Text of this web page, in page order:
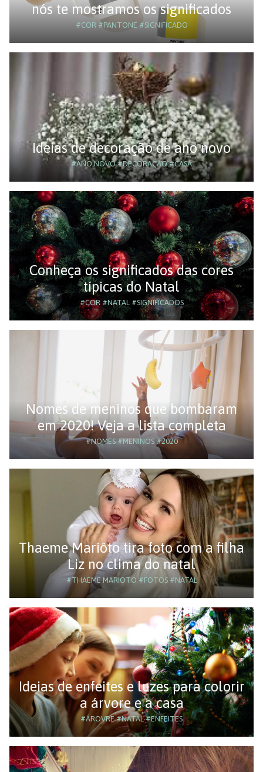
nós te mostramos os significados
#COR#PANTONE #SIGNIFICADO
Ideias de decoração de ano novo
#ANO NOVO#DECORAÇÃO#CASA
Conheça os significados das cores
típicas do Natal
#COR#NATAL#SIGNIFICADOS
Nomes de meninos que bombaram
em 2020! Veja a lista completa
#NOMES#MENINOS#2020
Thaeme Mariôto tira foto com a filha
Liz no clima do natal
#THAEME MARIOTO #FOTOS#NATAL
Ideias de enfeites e luzes para colorir
a árvore e a casa
#ÁROVRE#NATAL#ENFEITES